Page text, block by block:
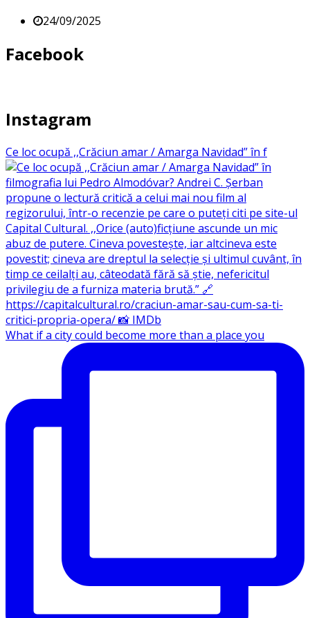
24/09/2025
Facebook
Instagram
Ce loc ocupă ,,Crăciun amar / Amarga Navidad” în f
What if a city could become more than a place you